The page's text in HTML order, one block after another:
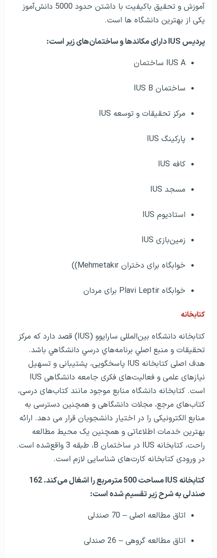
آموزش و تحقیق باکیفیت با داشتن حدود 5000 دانش‌آموز
یکی از بهترین دانشگاه ها است.
پردیس IUS دارای مکاند‌ها و ساختمان‌های زیر است:
IUS A ساختمان
ساختمان IUS B
مرکز تحقیقات و توسعه IUS
پارکینگ IUS
کافه IUS
مسجد IUS
استادیوم IUS
زمین‌بازی IUS
خوابگاه برای دختران Mehmetakır))
خوابگاه Plavi Leptir برای مردان
کتابخانه
كتابخانه دانشگاه بین‌المللی سارايوو (IUS) قصد دارد كه مركز
تحقيقات و منبع اصلي برنامه‌هاي درسي دانشگاهي باشد.
هدف اصلی كتابخانه IUS پاسخگویی، پشتیبانی و تسهیل
نیازهای علمی و فعالیت‌های فكری جامعه دانشگاهی IUS
است. کتابخانه دانشگاه منابع موجود مانند کتاب‌های درسی،
کتاب‌های مرجع، مجلات دانشگاهی و همچنین دسترسی به
منابع الکترونیکی را در اختیار دانشجویان قرار می دهد. ارائه
بهترین خدمات اطلاعاتی و همچنین یک محیط مطالعه
راحت، کتابخانه IUS در ساختمان B، طبقه 3 واقع‌شده است.
در ورودی كتابخانه کارت‌های شناسایی لازم است.
كتابخانه IUS مساحت 500 مترمربع را اشغال می‌کند. 162
صندلی به شرح زیر تقسیم‌ شده است:
اتاق مطالعه اصلی – 70 صندلی
اتاق مطالعه گروهی – 26 صندلی